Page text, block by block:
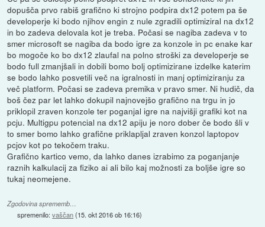
dopušča prvo rabiš grafično ki strojno podpira dx12 potem pa še
developerje ki bodo njihov engin z nule zgradili optimiziral na dx12
in bo zadeva delovala kot je treba. Počasi se nagiba zadeva v to
smer microsoft se nagiba da bodo igre za konzole in pc enake kar
bo mogoče ko bo dx12 zlaufal na polno stroški za developerje se
bodo full zmanjšali in dobili bomo bolj optimizirane izdelke katerim
se bodo lahko posvetili več na igralnosti in manj optimiziranju za
več platform. Počasi se zadeva premika v pravo smer. Ni hudič, da
boš čez par let lahko dokupil najnovejšo grafično na trgu in jo
priklopil zraven konzole ter poganjal igre na najvišji grafiki kot na
pcju. Multigpu potencial na dx12 apiju je noro dober če bodo šli v
to smer bomo lahko grafične priklapljal zraven konzol laptopov
pcjov kot po tekočem traku.
Grafično kartico vemo, da lahko danes izrabimo za poganjanje
raznih kalkulacij za fiziko ai ali bilo kaj možnosti za boljše igre so
tukaj neomejene.
Zgodovina sprememb…
spremenilo:vaščan(15. okt 2016 ob 16:16)